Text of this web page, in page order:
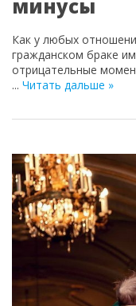
минусы
Как у любых
гражданском браке
отрицательные
... Читать дальше »